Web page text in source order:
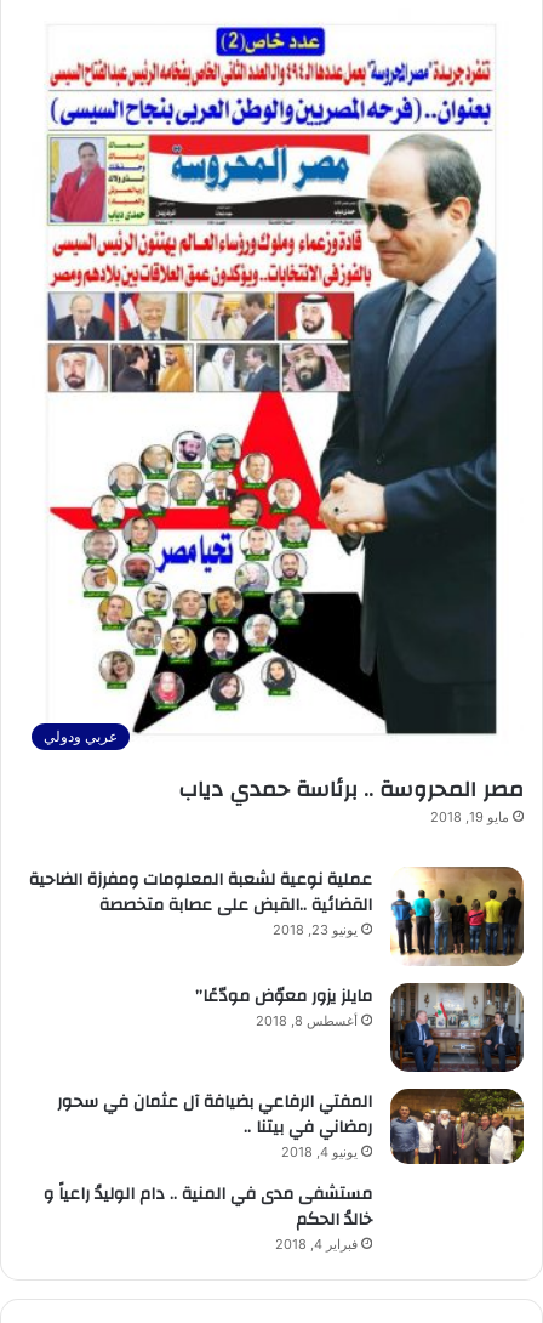
عربي ودولي
مصر المحروسة .. برئاسة حمدي دياب
مايو 19, 2018
عملية نوعية لشعبة المعلومات ومفرزة الضاحية
القضائية ..القبض على عصابة متخصصة
يونيو 23, 2018
مايلز يزور معوّض مودّعًا”
أغسطس 8, 2018
المفتي الرفاعي بضيافة آل عثمان في سحور
رمضاني في بيتنا ..
يونيو 4, 2018
مستشفى مدى في المنية .. دام الوليدُ راعياً و
خالدُ الحكم
فبراير 4, 2018